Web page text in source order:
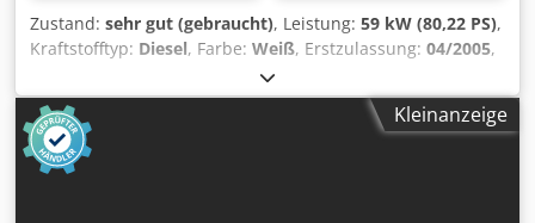
Zustand: sehr gut (gebraucht), Leistung: 59 kW (80,22 PS),
Kraftstofftyp: Diesel, Farbe: Weiß, Erstzulassung: 04/2005,
, Betriebsstunden:
Informationen Modelljahr: 2005 Seriennummer:
CATCB434LCNH00390 Technische Informationen
Zylinderzahl: 4 Motorhubraum: 4.400 cc Antrieb: Rad
Leergewicht: 7.500 kg Funktionell Arbeitsbreite: 150 cm
Kleinanzeige